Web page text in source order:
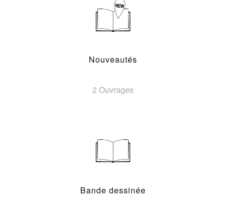
Nouveautés
2 Ouvrages
Bande dessinée